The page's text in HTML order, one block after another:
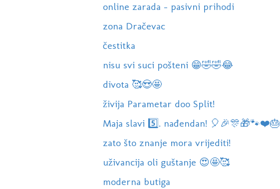
online zarada - pasivni prihodi
zona Dračevac
čestitka
nisu svi suci pošteni 😁🤣🤣😂
divota 🥰😍🤩
živija Parametar doo Split!
Maja slavi 5️⃣. nađendan! 🎈🎉🎊🎁🐾❤️🎂
zato što znanje mora vrijediti!
uživancija oli guštanje 😍🤩🥰
moderna butiga